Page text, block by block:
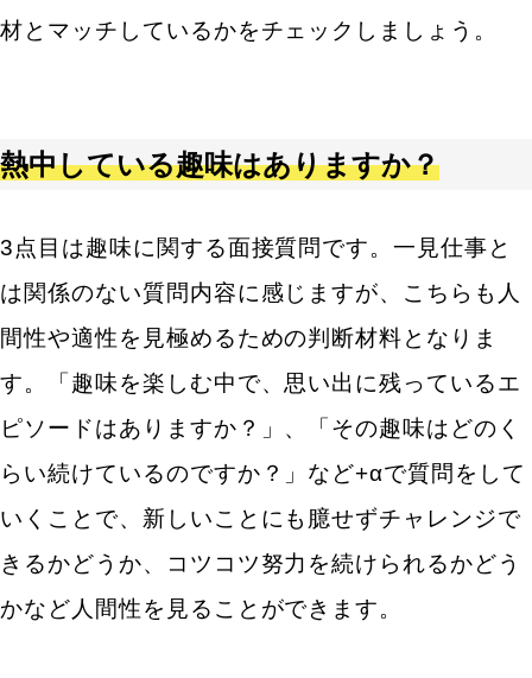
材とマッチしているかをチェックしましょう。
熱中している趣味はありますか？
3点目は趣味に関する面接質問です。一見仕事と
は関係のない質問内容に感じますが、こちらも人
間性や適性を見極めるための判断材料となりま
す。「趣味を楽しむ中で、思い出に残っているエ
ピソードはありますか？」、「その趣味はどのく
らい続けているのですか？」など+αで質問をして
いくことで、新しいことにも臆せずチャレンジで
きるかどうか、コツコツ努力を続けられるかどう
かなど人間性を見ることができます。